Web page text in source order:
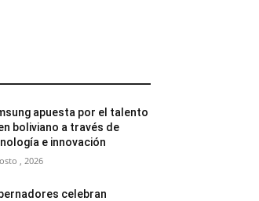
apuesta por el talento
boliviano a través de
e innovación
, 2026
celebran